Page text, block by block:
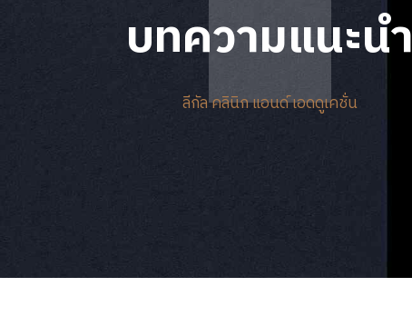
บทความแนะนำ
ลีกัล คลินิก แอนด์ เอดดูเคชั่น